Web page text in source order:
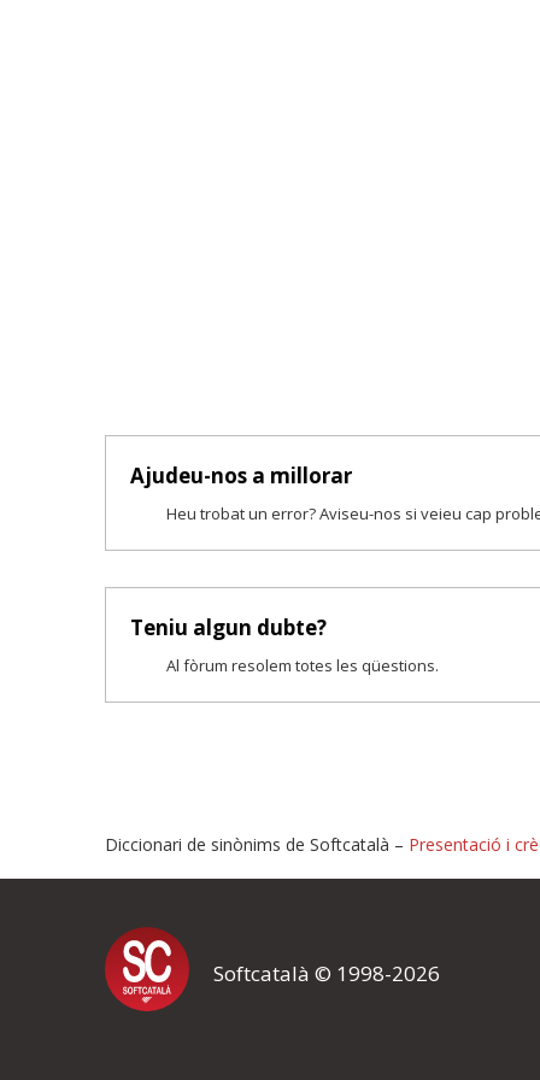
Ajudeu-nos a millorar
Heu trobat un error? Aviseu-nos si veieu cap
Teniu algun dubte?
Al fòrum resolem totes les qüestions.
Proposeu-nos millores
Si heu trobat un error o voleu proposar alguna millora, ompliu els
proposeu o l'error del qual voleu informar-nos.
Diccionari de sinònims de Softcatalà – Presentació i
Softcatalà © 1998-2026